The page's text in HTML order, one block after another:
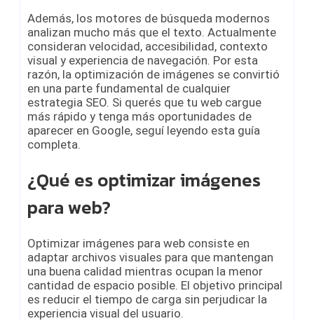
Además, los motores de búsqueda modernos
analizan mucho más que el texto. Actualmente
consideran velocidad, accesibilidad, contexto
visual y experiencia de navegación. Por esta
razón, la optimización de imágenes se convirtió
en una parte fundamental de cualquier
estrategia SEO. Si querés que tu web cargue
más rápido y tenga más oportunidades de
aparecer en Google, seguí leyendo esta guía
completa.
¿Qué es optimizar imágenes
para web?
Optimizar imágenes para web consiste en
adaptar archivos visuales para que mantengan
una buena calidad mientras ocupan la menor
cantidad de espacio posible. El objetivo principal
es reducir el tiempo de carga sin perjudicar la
experiencia visual del usuario.